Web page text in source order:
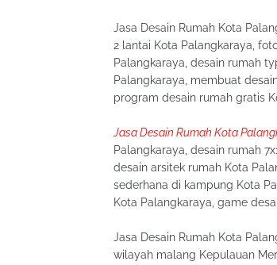
Jasa Desain Rumah Kota
2 lantai Kota Palangkaraya,
Palangkaraya, desain rumah
Palangkaraya, membuat
program desain rumah gratis
Jasa Desain Rumah Kota
Palangkaraya, desain rumah
desain arsitek rumah Kota
sederhana di kampung Kota
Kota Palangkaraya, game
Jasa Desain Rumah Kota
wilayah malang Kepulauan